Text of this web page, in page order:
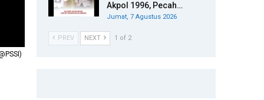
Akpol 1996, Pecah…
Jumat, 7 Agustus 2026
PREV NEXT 1 of 2